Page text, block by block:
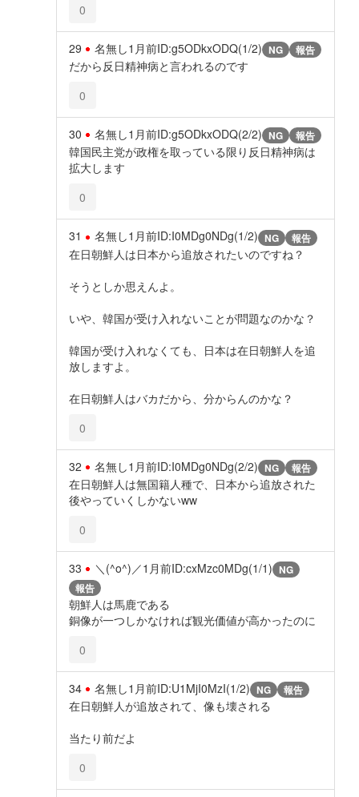
0
29 名無し1月前ID:g5ODkxODQ(1/2) NG 報告
だから反日精神病と言われるのです
0
30 名無し1月前ID:g5ODkxODQ(2/2) NG 報告
韓国民主党が政権を取っている限り反日精神病は
拡大します
0
31 名無し1月前ID:I0MDg0NDg(1/2) NG 報告
在日朝鮮人は日本から追放されたいのですね？
そうとしか思えんよ。
いや、韓国が受け入れないことが問題なのかな？
韓国が受け入れなくても、日本は在日朝鮮人を追
放しますよ。
在日朝鮮人はバカだから、分からんのかな？
0
32 名無し1月前ID:I0MDg0NDg(2/2) NG 報告
在日朝鮮人は無国籍人種で、日本から追放された
後やっていくしかないww
0
33 ＼(^o^)／1月前ID:cxMzc0MDg(1/1) NG
報告
朝鮮人は馬鹿である
銅像が一つしかなければ観光価値が高かったのに
0
34 名無し1月前ID:U1MjI0MzI(1/2) NG 報告
在日朝鮮人が追放されて、像も壊される
当たり前だよ
0